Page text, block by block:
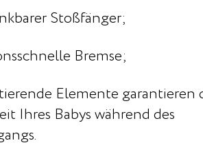
Stoßfänger;
Bremse;
Elemente garantieren
Ihres Babys während des